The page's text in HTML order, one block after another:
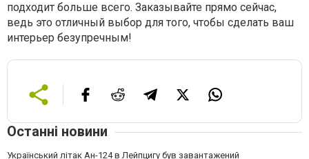
подходит больше всего. Заказывайте прямо сейчас,
ведь это отличный выбор для того, чтобы сделать ваш
интерьер безупречным!
Останні новини
Український літак Ан-124 в Лейпцигу був завантажений